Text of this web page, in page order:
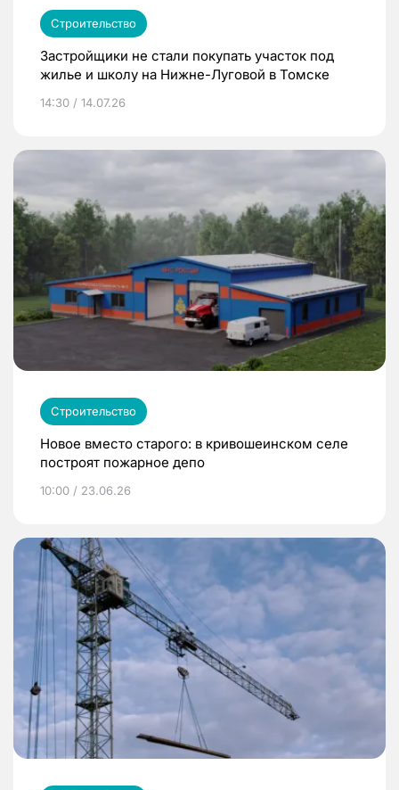
Строительство
Застройщики не стали покупать участок под
жилье и школу на Нижне-Луговой в Томске
14:30 / 14.07.26
Строительство
Новое вместо старого: в кривошеинском селе
построят пожарное депо
10:00 / 23.06.26